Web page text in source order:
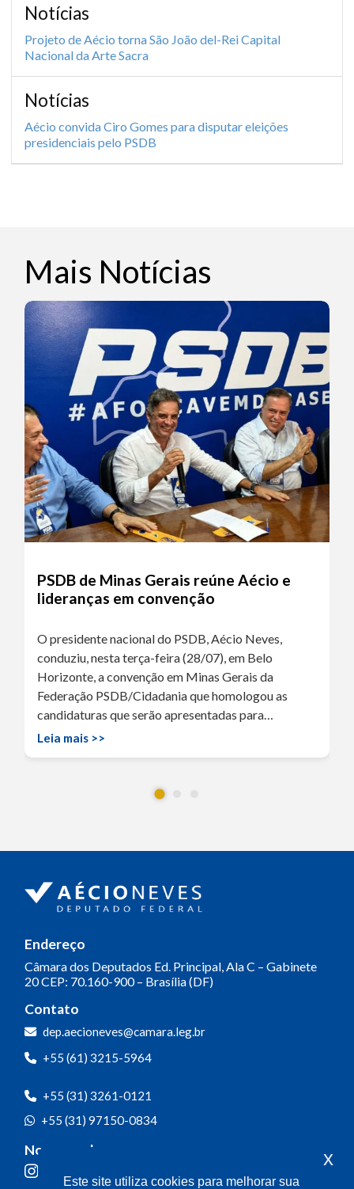
Notícias
Projeto de Aécio torna São João del-Rei Capital
Nacional da Arte Sacra
Notícias
Aécio convida Ciro Gomes para disputar eleições
presidenciais pelo PSDB
Mais Notícias
PSDB de Minas Gerais reúne Aécio e
lideranças em convenção
O presidente nacional do PSDB, Aécio Neves,
conduziu, nesta terça-feira (28/07), em Belo
Horizonte, a convenção em Minas Gerais da
Federação PSDB/Cidadania que homologou as
candidaturas que serão apresentadas para…
Leia mais >>
Endereço
Câmara dos Deputados Ed. Principal, Ala C – Gabinete
20CEP: 70.160-900 – Brasília (DF)
Contato
dep.aecioneves@camara.leg.br
+55 (61) 3215-5964
+55 (31) 3261-0121
+55 (31) 97150-0834
Nossas redes
Este site utiliza cookies para melhorar sua
x